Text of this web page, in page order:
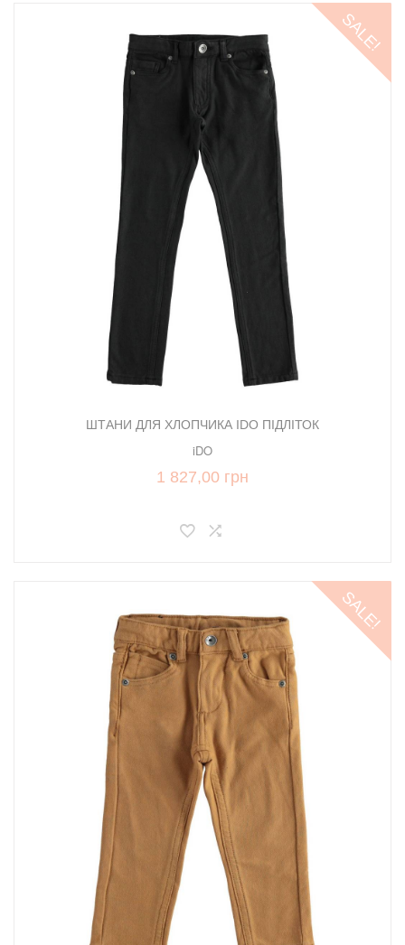
SALE!
ШТАНИ ДЛЯ ХЛОПЧИКА IDO ПІДЛІТОК
iDO
1 827,00 грн
SALE!